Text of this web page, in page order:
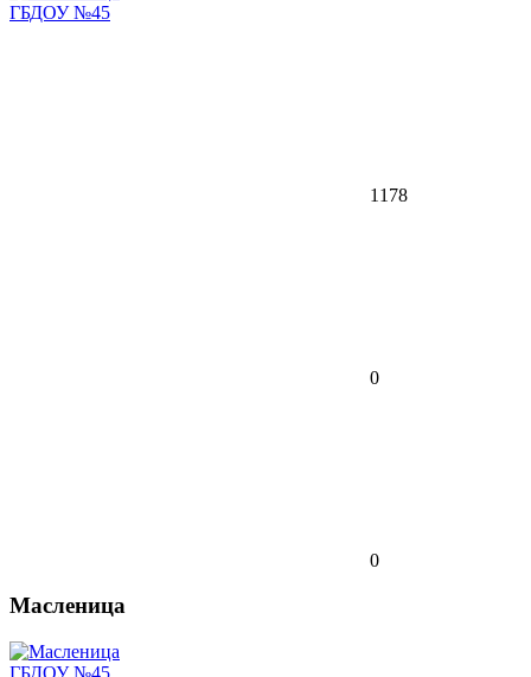
ГБДОУ №45
1178
0
0
Масленица
ГБДОУ №45